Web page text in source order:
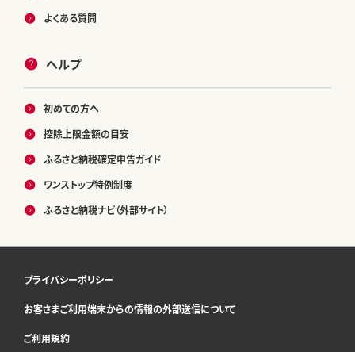
よくある質問
ヘルプ
初めての方へ
控除上限金額の目安
ふるさと納税確定申告ガイド
ワンストップ特例制度
ふるさと納税ナビ（外部サイト）
プライバシーポリシー
お客さまご利用端末からの情報の外部送信について
ご利用規約